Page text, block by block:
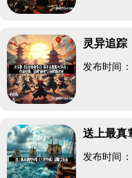
灵异追踪
发布时间
送上最真
发布时间